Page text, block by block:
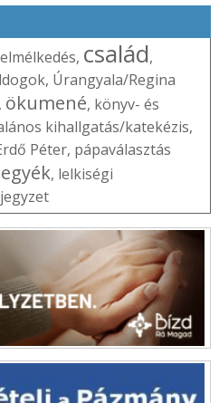
elmélkedés, család,
, Úrangyala/Regina
ökumené, könyv- és
kihallgatás/katekézis,
Péter, pápaválasztás
, lelkiségi